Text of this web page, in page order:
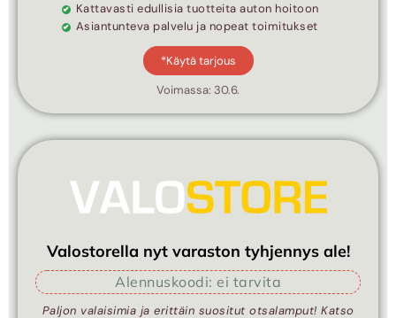
Kattavasti edullisia tuotteita auton hoitoon
Asiantunteva palvelu ja nopeat toimitukset
*Käytä tarjous
Voimassa: 30.6.
Valostorella nyt varaston tyhjennys ale!
Alennuskoodi: ei tarvita
Paljon valaisimia ja erittäin suositut otsalamput! Katso